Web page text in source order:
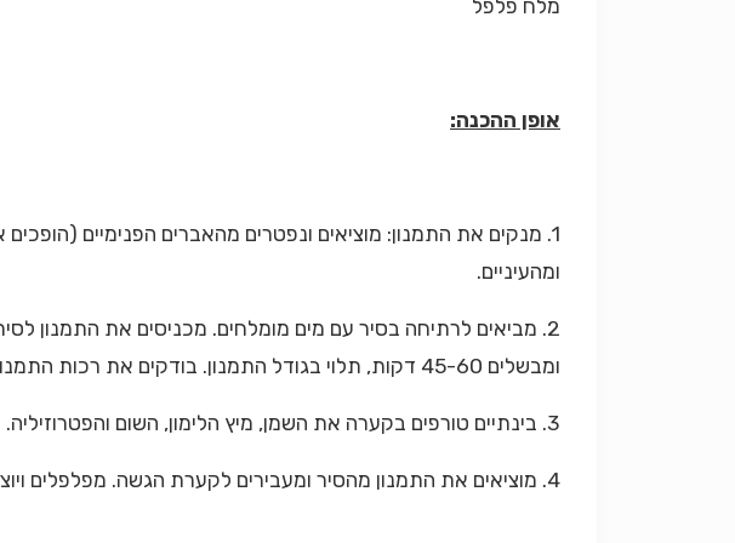
מלח פלפל
אופן ההכנה:
1. מנקים את התמנון: מוציאים ונפטרים מהאברים הפנימיים
ומהעיניים.
2. מביאים לרתיחה בסיר עם מים מומלחים. מכניסים את התמנון
ומבשלים 45-60 דקות, תלוי בגודל התמנון. בודקים את רכות התמנון בנעיצת קיסם בחלק העבה של אחת הזרועות, הקיסם אמור לחדור בקלות.
3. בינתיים טורפים בקערה את השמן, מיץ הלימון, השום והפטרוזיליה.
4. מוציאים את התמנון מהסיר ומעבירים לקערת הגשה. מפלפלים ויוצקים על התמנון את רוטב השמן. מניחים בצד לשעה לפחות.